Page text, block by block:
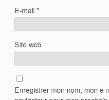
E-mail*
Site web
Enregistrer mon nom, mon